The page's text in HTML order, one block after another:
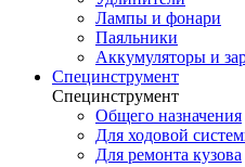
Лампы и фонари
Паяльники
Аккумуляторы и
Специнструмент
Специнструмент
Общего назначения
Для ходовой
Для ремонта кузова